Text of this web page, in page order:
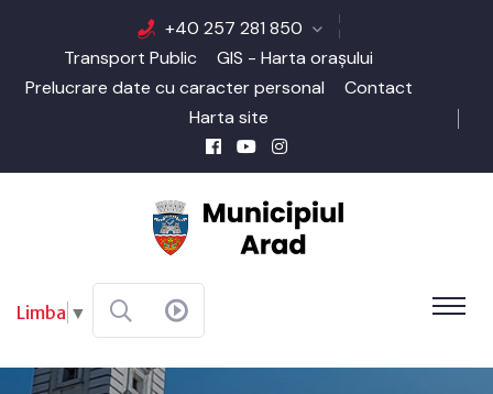
+40 257 281 850
Transport Public
GIS - Harta orașului
Prelucrare date cu caracter personal
Contact
Harta site
Limba ▼